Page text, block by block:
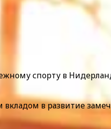
спорту в
вкладом в развитие